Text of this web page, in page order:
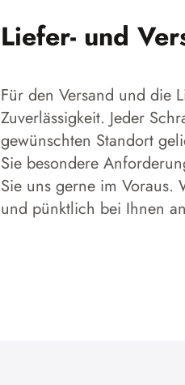
Liefer- und
Für den Versand und die
Zuverlässigkeit. Jeder
gewünschten Standort
Sie besondere
Sie uns gerne im
und pünktlich bei Ihnen